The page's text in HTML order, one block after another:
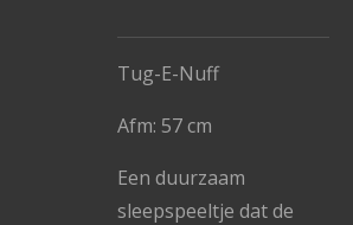
Tug-E-Nuff
Afm: 57 cm
Een duurzaam
sleepspeeltje dat de